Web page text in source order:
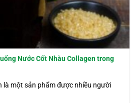
Nước Cốt Nhàu Collagen trong
là một sản phẩm được nhiều người